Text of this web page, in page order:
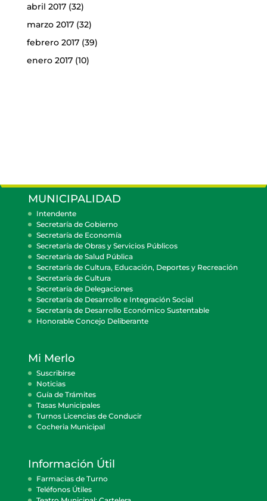
abril 2017(32)
marzo 2017(32)
febrero 2017(39)
enero 2017(10)
MUNICIPALIDAD
Intendente
Secretaría de Gobierno
Secretaría de Economía
Secretaría de Obras y Servicios Públicos
Secretaría de Salud Pública
Secretaría de Cultura, Educación, Deportes y Recreación
Secretaría de Cultura
Secretaría de Delegaciones
Secretaría de Desarrollo e Integración Social
Secretaría de Desarrollo Económico Sustentable
Honorable Concejo Deliberante
Mi Merlo
Suscribirse
Noticias
Guía de Trámites
Tasas Municipales
Turnos Licencias de Conducir
Cocheria Municipal
Información Útil
Farmacias de Turno
Teléfonos Útiles